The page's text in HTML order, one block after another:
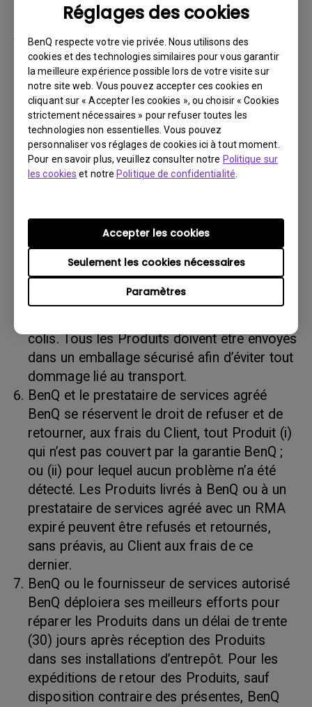
Réglages des cookies
BenQ respecte votre vie privée. Nous utilisons des
cookies et des technologies similaires pour vous garantir
la meilleure expérience possible lors de votre visite sur
notre site web. Vous pouvez accepter ces cookies en
cliquant sur « Accepter les cookies », ou choisir « Cookies
strictement nécessaires » pour refuser toutes les
technologies non essentielles. Vous pouvez
personnaliser vos réglages de cookies ici à tout moment.
Pour en savoir plus, veuillez consulter notre Politique sur
les cookies et notrePolitique de confidentialité
Paramètres
Seulement les cookies nécessaires
Accepter les cookies
par la suite.
Vous devez retourner le Produit à BenQ,
sauf indication contraire de BenQ, ou à un
prestataire de services agréé BenQ. Vous
devez prépayer les frais d’expédition, taxes
d’exportation, droits de douane et toutes
charges associées au transport du Produit
BenQ. De plus, vous êtes responsable de
l’assurance du Produit expédié et assumez
accompagnés (i) des matériaux d’expédition
et d’emballage d’origine, (ii) d’une description
du symptôme du Produit BenQ et (iii) d’une
preuve du lieu et de la date d’achat. Le
numéro RMA doit être clairement inscrit sur
colis. Tous les Produits doivent être envoyés
dans un emballage sécurisé afin d’éviter tout
dommage lié au transport.
BenQ et le prestataire de services agréé
BenQ se réservent le droit de refuser et de
retourner, aux frais du Client, tout Produit (i)
qui n’est pas couvert par la garantie BenQ ;
ou (ii) pour lequel aucun problème n’a été
détecté. Les Produits livrés à BenQ ou à un
prestataire de services agréé avec un RMA
expiré peuvent être refusés et retournés,
sans préavis, au Client aux frais de ce
dernier.
BenQ ou le fournisseur de services autorisé
BenQ déploiera ses meilleurs efforts pour
réparer les Produits dans un délai de trente
(30) jours après réception des Produits
dans ses installations d’entrepôt. Pour les
expéditions de retour des Produits, sauf
disposition contraire des présentes, BenQ